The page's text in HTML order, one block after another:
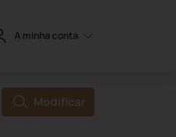
A minha conta
Modificar